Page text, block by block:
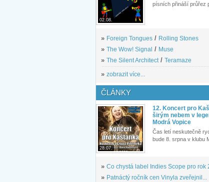
02.08.
písních přináší průřez
» Foreign Tongues / Rolling Stones
» The Wow! Signal / Muse
» The Silent Architect/ Teramaze
» zobrazit více...
ČLÁNKY
28.07.
12. Koncert pro
širým nebem v
Modrá Vopice
Čas letí neskutečně
bude 8. srpna v klubu
» Co chystá label Indies Scope pro rok
» Patnáctý ročník cen Vinyla zveřejnil...